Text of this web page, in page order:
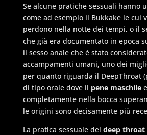
Se alcune pratiche sessuali hanno
come ad esempio il Bukkake le cui
perdono nella notte dei tempi, o il
che già era documentato in epoca
il sesso anale che è stato
accampamenti umani, uno dei
per quanto riguarda il DeepThroat
di tipo orale dove il pene maschile
completamente nella bocca
le origini sono decisamente più
La pratica sessuale del deep throat